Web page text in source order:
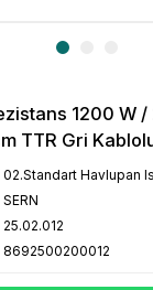
1200 W
TTR Gri
02.Standart Havlupan
SERN
25.02.012
8692500200012